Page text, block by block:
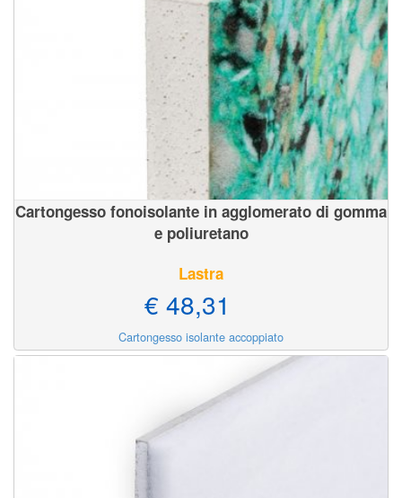
Cartongesso fonoisolante in agglomerato di gomma
e poliuretano
Lastra
€ 48,31
Cartongesso isolante accoppiato